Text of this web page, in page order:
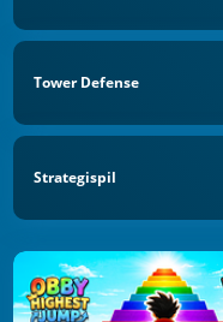
Tower Defense
Strategispil